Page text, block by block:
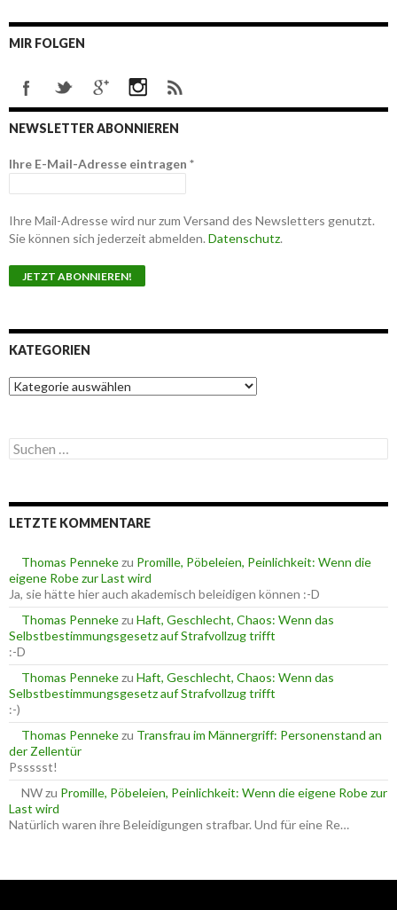
MIR FOLGEN
NEWSLETTER ABONNIEREN
Ihre E-Mail-Adresse eintragen *
Ihre Mail-Adresse wird nur zum Versand des Newsletters genutzt.
Sie können sich jederzeit abmelden. Datenschutz.
KATEGORIEN
K
a
g
o
n
S
u
e
n
c
h
:
LETZTE KOMMENTARE
Thomas Pennekezu Promille, Pöbeleien, Peinlichkeit: Wenn die
eigene Robe zur Last wird
Ja, sie hätte hier auch akademisch beleidigen können :-D
Thomas Pennekezu Haft, Geschlecht, Chaos: Wenn das
Selbstbestimmungsgesetz auf Strafvollzug trifft
:-D
Thomas Pennekezu Haft, Geschlecht, Chaos: Wenn das
Selbstbestimmungsgesetz auf Strafvollzug trifft
:-)
Thomas Pennekezu Transfrau im Männergriff: Personenstand an
der Zellentür
Pssssst!
NWzu Promille, Pöbeleien, Peinlichkeit: Wenn die eigene Robe zur
Last wird
Natürlich waren ihre Beleidigungen strafbar. Und für eine Re…